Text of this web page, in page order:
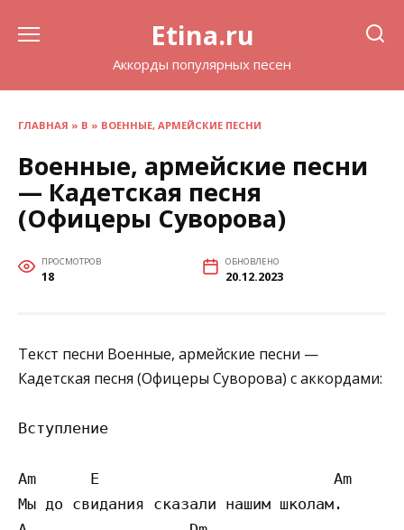
Etina.ru
Аккорды популярных песен
ГЛАВНАЯ » В » ВОЕННЫЕ, АРМЕЙСКИЕ ПЕСНИ
Военные, армейские песни
— Кадетская песня
(Офицеры Суворова)
ПРОСМОТРОВ
18
ОБНОВЛЕНО
20.12.2023
Текст песни Военные, армейские песни —
Кадетская песня (Офицеры Суворова) с аккордами:
Вступление
Am      E                          Am
Мы до свидания сказали нашим школам.